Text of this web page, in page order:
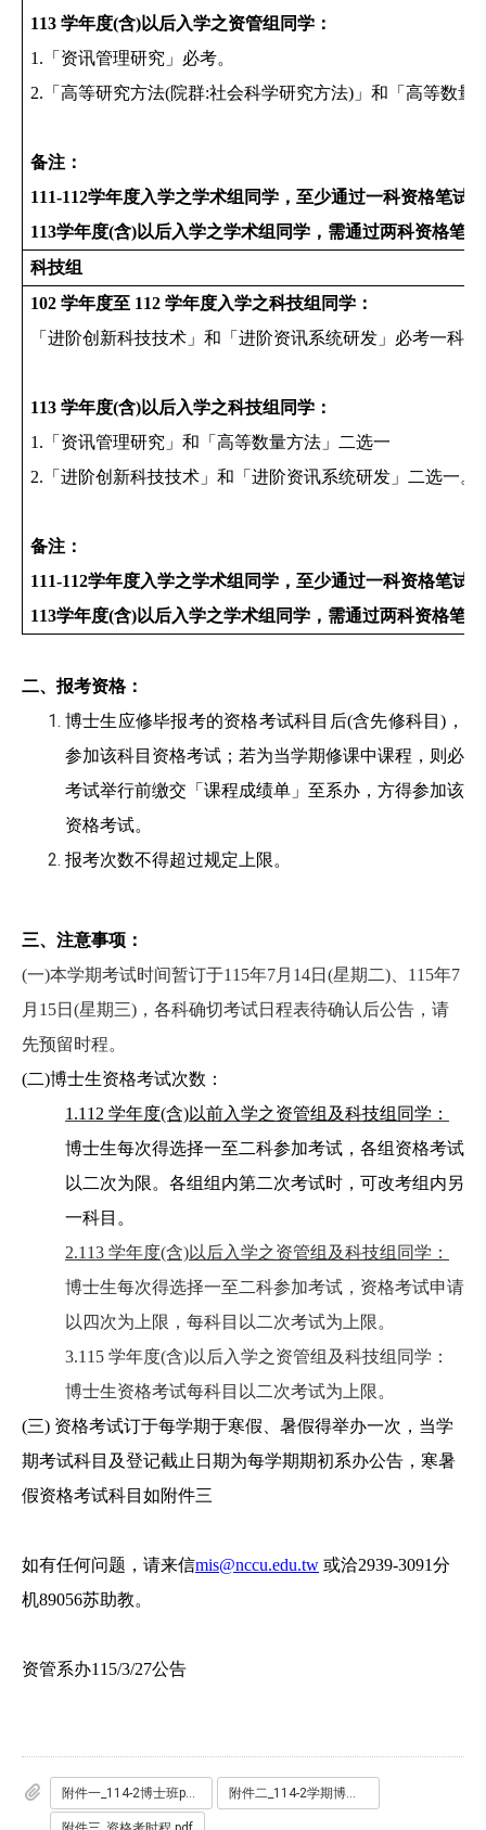
113 学年度(含)以后入学之资管组同学：
1. 「资讯管理研究」必考。
2. 「高等研究方法(院群:社会科学研究方法) 」和「高等数量
备注：
111-112学年度入学之学术组同学， 至少通过一科资格笔试。
113学年度(含)以后入学之学术组同学，需通过两科资格笔
科技组
102 学年度至 112 学年度入学之科技组同学：
「进阶创新科技技术」和「进阶资讯系统研发」必考一科。
113 学年度(含)以后入学之科技组同学：
1. 「资讯管理研究」和「高等数量方法」二选一
2. 「进阶创新科技技术」和「进阶资讯系统研发」二选一。
备注：
111-112学年度入学之学术组同学， 至少通过一科资格笔试。
113学年度(含)以后入学之学术组同学，需通过两科资格笔
二、报考资格：
博士生应修毕报考的资格考试科目后(含先修科目)，方
参加该科目资格考试；若为当学期修课中课程，则必须
考试举行前缴交「课程成绩单」至系办，方得参加该科
资格考试。
报考次数不得超过规定上限。
三、注意事项：
(一)本学期考试时间暂订于115年7月14日(星期二)、115年7
月15日(星期三)，各科确切考试日程表待确认后公告，请
先预留时程。
(二)博士生资格考试次数：
1.112 学年度(含)以前入学之资管组及科技组同学：
博士生每次得选择一至二科参加考试，各组资格考试
以二次为限。各组组内第二次考试时，可改考组内另
一科目。
2.113 学年度(含)以后入学之资管组及科技组同学：
博士生每次得选择一至二科参加考试，资格考试申请
以四次为上限，每科目以二次考试为上限。
3.115 学年度(含)以后入学之资管组及科技组同学：
博士生资格考试每科目以二次考试为上限。
(三) 资格考试订于每学期于寒假、暑假得举办一次，当学
期考试科目及登记截止日期为每学期期初系办公告，寒暑
假资格考试科目如附件三
如有任何问题，请来信mis@nccu.edu.tw 或洽2939-3091分
机89056苏助教。
资管系办115/3/27公告
附件一_114-2博士班phd资格考命题范围.pdf 附件二_114-2学期博班资格考试申报单.docx